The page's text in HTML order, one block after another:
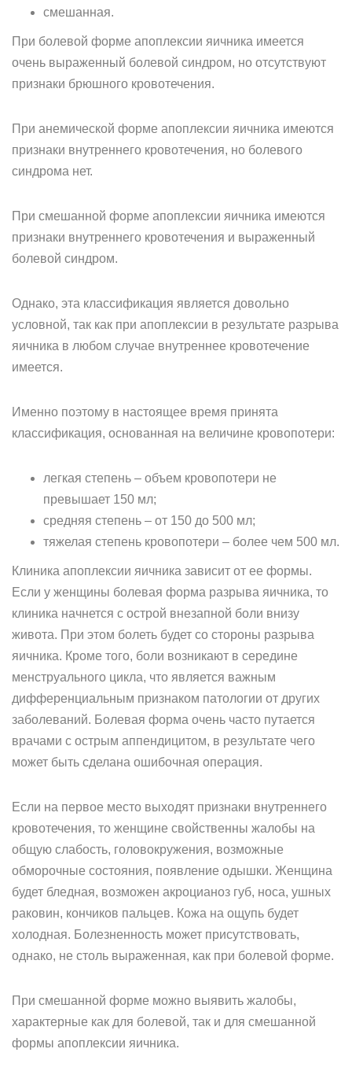
смешанная.
При болевой форме апоплексии яичника имеется
очень выраженный болевой синдром, но отсутствуют
признаки брюшного кровотечения.
При анемической форме апоплексии яичника имеются
признаки внутреннего кровотечения, но болевого
синдрома нет.
При смешанной форме апоплексии яичника имеются
признаки внутреннего кровотечения и выраженный
болевой синдром.
Однако, эта классификация является довольно
условной, так как при апоплексии в результате разрыва
яичника в любом случае внутреннее кровотечение
имеется.
Именно поэтому в настоящее время принята
классификация, основанная на величине кровопотери:
легкая степень – объем кровопотери не
превышает 150 мл;
средняя степень – от 150 до 500 мл;
тяжелая степень кровопотери – более чем 500 мл.
Клиника апоплексии яичника зависит от ее формы.
Если у женщины болевая форма разрыва яичника, то
клиника начнется с острой внезапной боли внизу
живота. При этом болеть будет со стороны разрыва
яичника. Кроме того, боли возникают в середине
менструального цикла, что является важным
дифференциальным признаком патологии от других
заболеваний. Болевая форма очень часто путается
врачами с острым аппендицитом, в результате чего
может быть сделана ошибочная операция.
Если на первое место выходят признаки внутреннего
кровотечения, то женщине свойственны жалобы на
общую слабость, головокружения, возможные
обморочные состояния, появление одышки. Женщина
будет бледная, возможен акроцианоз губ, носа, ушных
раковин, кончиков пальцев. Кожа на ощупь будет
холодная. Болезненность может присутствовать,
однако, не столь выраженная, как при болевой форме.
При смешанной форме можно выявить жалобы,
характерные как для болевой, так и для смешанной
формы апоплексии яичника.